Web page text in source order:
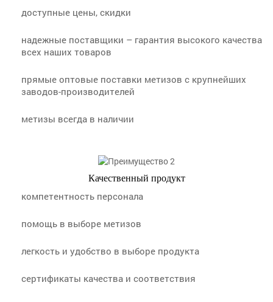
доступные цены, скидки
надежные поставщики – гарантия высокого качества
всех наших товаров
прямые оптовые поставки метизов с крупнейших
заводов-производителей
метизы всегда в наличии
Качественный продукт
компетентность персонала
помощь в выборе метизов
легкость и удобство в выборе продукта
сертификаты качества и соответствия